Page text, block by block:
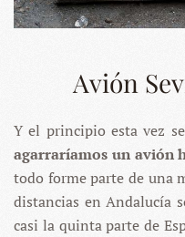
Avión
Y el principio esta vez
agarraríamos un avión
todo forme parte de una
distancias en Andalucía
casi la quinta parte de